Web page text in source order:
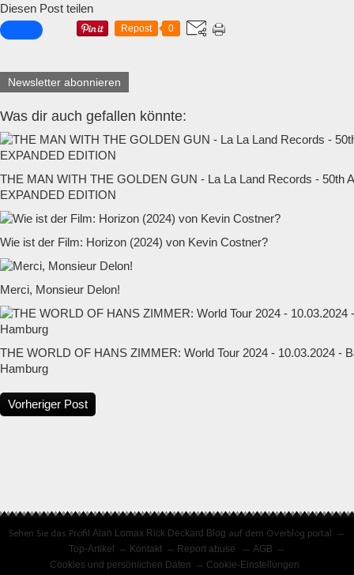
Diesen Post teilen
Repost 0
Newsletter abonnieren
Was dir auch gefallen könnte:
THE MAN WITH THE GOLDEN GUN - La La Land Records - 50th
EXPANDED EDITION
Wie ist der Film: Horizon (2024) von Kevin Costner?
Merci, Monsieur Delon!
THE WORLD OF HANS ZIMMER: World Tour 2024 - 10.03.2024 -
Hamburg
Vorheriger Post
Sehen Sie das Profil Alan Lomax Rick Deckard Blog auf dem Overblog portal
Top-Artikel
Kontakt Report abuse
AGB
Cookies und persönlichen Daten
Cookie-Einstellungen